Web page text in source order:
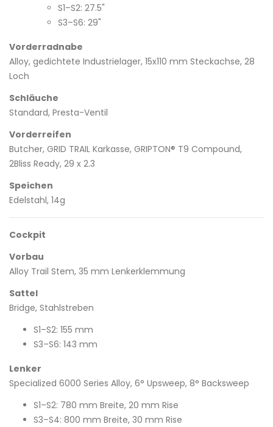
S1–S2: 27.5"
S3–S6: 29"
Vorderradnabe
Alloy, gedichtete Industrielager, 15x110 mm Steckachse, 28
Loch
Schläuche
Standard, Presta-Ventil
Vorderreifen
Butcher, GRID TRAIL Karkasse, GRIPTON® T9 Compound,
2Bliss Ready, 29 x 2.3
Speichen
Edelstahl, 14g
Cockpit
Vorbau
Alloy Trail Stem, 35 mm Lenkerklemmung
Sattel
Bridge, Stahlstreben
S1–S2: 155 mm
S3–S6: 143 mm
Lenker
Specialized 6000 Series Alloy, 6° Upsweep, 8° Backsweep
S1–S2: 780 mm Breite, 20 mm Rise
S3–S4: 800 mm Breite, 30 mm Rise